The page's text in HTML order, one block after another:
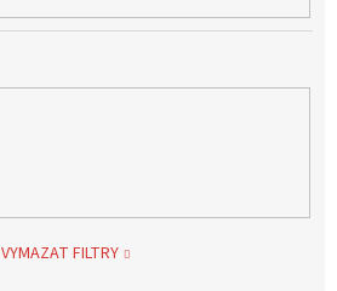
VYMAZAT FILTRY